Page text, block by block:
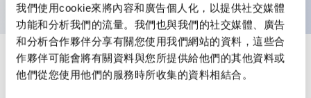
我們使用cookie來將內容和廣告個人化，以提供社交媒體
功能和分析我們的流量。我們也與我們的社交媒體、廣告
和分析合作夥伴分享有關您使用我們網站的資料，這些合
作夥伴可能會將有關資料與您所提供給他們的其他資料或
他們從您使用他們的服務時所收集的資料相結合。
規格